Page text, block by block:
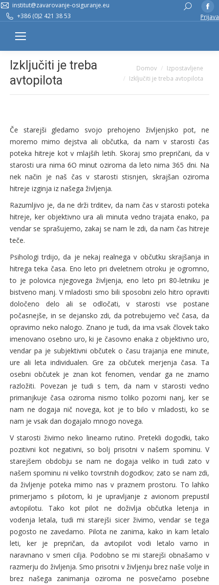
institut@zavarovanje-osiguranje.eu
+386 (0)2 421 38 53
Search:
Prijava
Izključiti je treba
avtopilota
You are here:Domov
Izpostavljene
Izključiti je treba avtopilota
Če starejši gledamo svojo prehojeno življenjsko pot, ne
moremo mimo dejstva ali občutka, da nam v starosti čas
poteka hitreje kot v mlajših letih. Skoraj smo prepričani, da v
starosti ura nima 6O minut oziroma da leto nima 365 dni. Na
nek način je naš čas v starosti stisnjen, skrajšan oziroma
hitreje izginja iz našega življenja.
Razumljivo je, da ne drži trditev, da nam čas v starosti poteka
hitreje, ker objektivno ura ali minuta vedno trajata enako, pa
vendar se sprašujemo, zakaj se nam le zdi, da nam čas hitreje
teče.
Psihologi trdijo, da je nekaj realnega v občutku skrajšanja in
hitrega teka časa. Eno leto pri dveletnem otroku je ogromno,
to je polovica njegovega življenja, eno leto pri 80-letniku je
bistveno manj. V mladosti smo bili sposobni zelo hitro opraviti
določeno delo ali se odločati, v starosti vse postane
počasnejše, in se dejansko zdi, da potrebujemo več časa, da
opravimo neko nalogo. Znano je tudi, da ima vsak človek tako
imenovano osebno uro, ki je časovno enaka z objektivno uro,
vendar pa je subjektivni občutek o času trajanja ene minute,
ure ali leta individualen. Gre za občutek merjenja časa. Ta
osebni občutek je znan kot fenomen, vendar ga ne znamo
razložiti. Povezan je tudi s tem, da nam v starosti vedno
primanjkuje časa oziroma nismo toliko pozorni nanj, ker se
nam ne dogaja nič novega, kot je to bilo v mladosti, ko se
nam je vsak dan dogajalo mnogo novega.
V starosti živimo neko linearno rutino. Pretekli dogodki, tako
pozitivni kot negativni, so bolj prisotni v našem spominu. V
starejšem obdobju se nam ne dogaja veliko in tudi zato v
našem spominu ni veliko tovrstnih dogodkov; zato se nam zdi,
da življenje poteka mimo nas v praznem prostoru. To lahko
primerjamo s pilotom, ki je upravljanje z avionom prepustil
avtopilotu. Tako kot pilot ne doživlja občutka letenja in
vodenja letala, tudi mi starejši sicer živimo, vendar se tega
pogosto ne zavedamo. Pilota ne zanima, kako in kam letalo
leti, ker je prepričan, da avtopilot vodi letalo varno in
naravnano v smeri cilja. Podobno se mi starejši obnašamo v
razmerju do življenja. Smo prisotni v življenju brez naše volje in
brez našega zanimanja oziroma ne posvečamo posebne